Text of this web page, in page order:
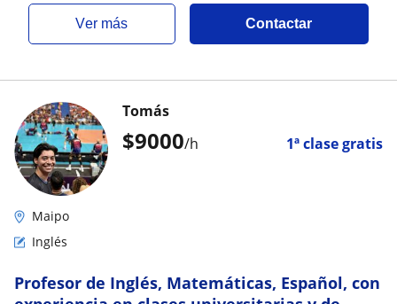
ver más Contactar
$9000/h 1ª clase gratis
Tomás
Maipo
Inglés
Profesor de Inglés, Matemáticas, Español, con